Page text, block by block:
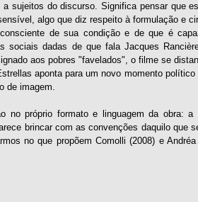
sujeitos do discurso. Significa pensar que
algo que diz respeito à formulação e
de sua condição e de que é
sociais dadas de que fala Jacques
aos pobres "favelados", o filme se
aponta para um novo momento
de imagem.
no próprio formato e linguagem da obra:
brincar com as convenções daquilo que
no que propõem Comolli (2008) e